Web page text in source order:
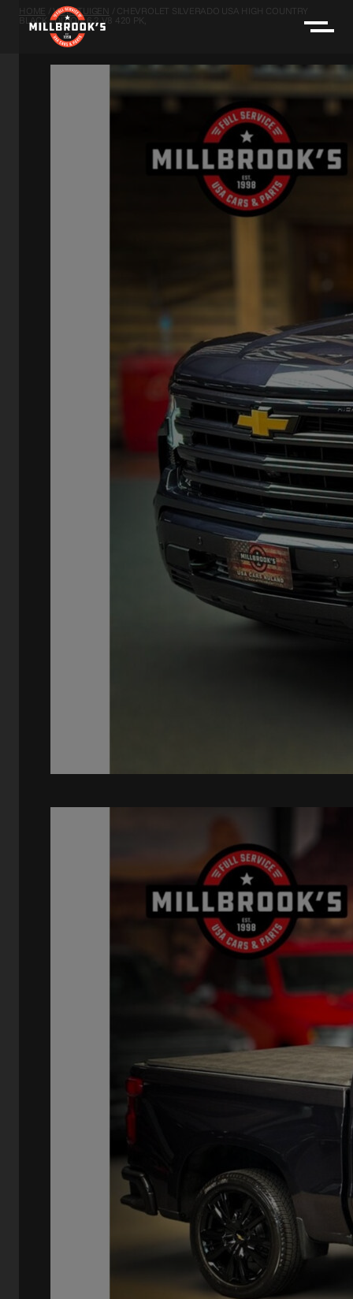
HOME /VOERTUIGEN / CHEVROLET SILVERADO USA HIGH COUNTRY
BLACK EDITION 6.2 V8 420 PK,